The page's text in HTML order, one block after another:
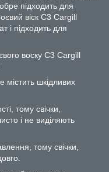
підходить для
віск С3 Cargill
і підходить для
воску С3 Cargill
містить шкідливих
тому свічки,
і не виділяють
тому свічки,